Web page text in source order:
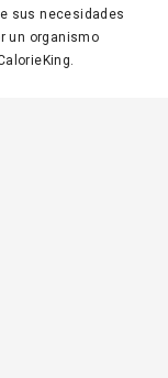
sus necesidades
un organismo